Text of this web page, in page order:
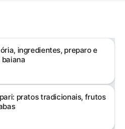
ingredientes, preparo e
pratos tradicionais, frutos